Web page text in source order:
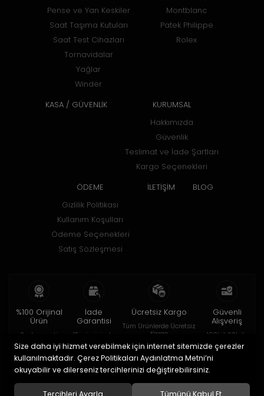
Pense ve Yan Keskiler
Saat Taşıma Kutuları
Saat Test Cihazları
Tornavidalar
Yağlar
Winder
Montblanc
Patek Philippe
Rolex
KASA / GÜVENLİK KURUMSAL
Hakkımızda
Güvenlik
Teslimat ve İade Şartları
Kargo Seçenekleri
ÖDEME
Gizlilik Politikası
Kullanım Koşulları
Ödeme Seçenekleri
Satış Sözleşmesi
İLETİŞİM BLOG
%100 Orijinal
Ürün
2 yıl garanti
İade
Garantisi
15 gün içinde
Ücretsiz Kargo
Tüm Ürünlerde Ücretsiz
Kargo
Güvenli
Alışveriş
128bit SSL ile
© 2020HOROBOX SHOP. Tüm hakları saklıdır.
Size daha iyi hizmet verebilmek için internet sitemizde çerezler
kullanılmaktadır. Çerez Politikaları Aydınlatma Metni’ni
okuyabilir ve dilerseniz tercihlerinizi değiştirebilirsiniz.
Tercihleri Ayarla Tümünü Kabul Et